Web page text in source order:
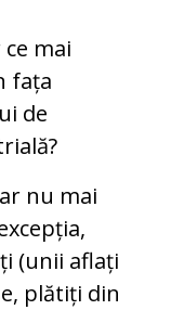
mai
fața
de
nu mai
(unii aflați
plătiți din